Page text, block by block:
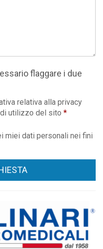
flaggare i due
relativa alla privacy
utilizzo del sito
miei dati personali nei fini